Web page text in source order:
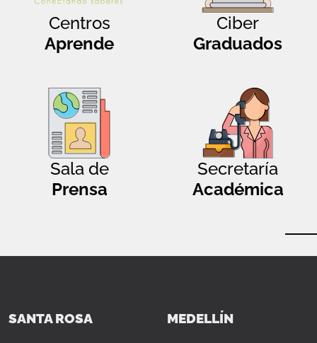
Centros
Aprende
Ciber
Graduados
Sala de
Prensa
Secretaría
Académica
SANTA ROSA MEDELLÍN